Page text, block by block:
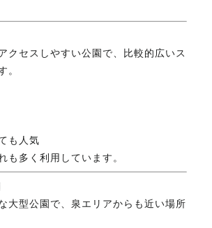
クセスしやすい公園で、比較的広いス
。
も人気
も多く利用しています。
大型公園で、泉エリアからも近い場所